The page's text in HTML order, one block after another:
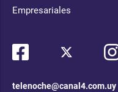
Empresariales
telenoche@canal4.com.uy